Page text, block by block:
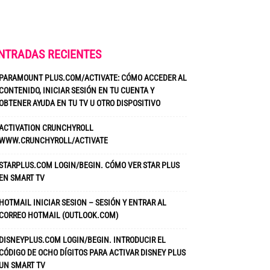
RECIENTES
PLUS.COM/ACTIVATE: CÓMO ACCEDER AL
INICIAR SESIÓN EN TU CUENTA Y
AYUDA EN TU TV U OTRO DISPOSITIVO
CRUNCHYROLL
ACTIVATE
LOGIN/BEGIN. CÓMO VER STAR PLUS
SMART TV
INICIAR SESION – SESIÓN Y ENTRAR AL
HOTMAIL (OUTLOOK.COM)
LOGIN/BEGIN. INTRODUCIR EL
DE OCHO DÍGITOS PARA ACTIVAR DISNEY PLUS
SMART TV